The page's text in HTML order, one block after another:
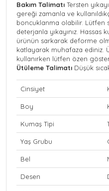
Bakım Talimatı Tersten
gereği zamanla ve
boncuklanma olabilir. Lütfen
deterjanla yıkayınız. Hassas
ürünün sarkarak deforme
katlayarak muhafaza ediniz.
kullanırken lütfen özen
Ütüleme Talimatı Düşük
Cinsiyet
Boy
Kumaş Tipi
Yaş Grubu
Bel
Desen